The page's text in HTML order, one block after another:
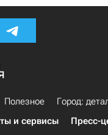
Полезное
Город:
и сервисы Пресс-